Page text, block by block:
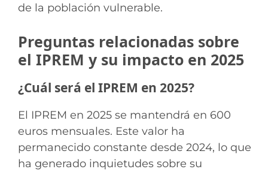
de la población vulnerable.
Preguntas relacionadas sobre
el IPREM y su impacto en 2025
¿Cuál será el IPREM en 2025?
El IPREM en 2025 se mantendrá en 600
euros mensuales. Este valor ha
permanecido constante desde 2024, lo que
ha generado inquietudes sobre su